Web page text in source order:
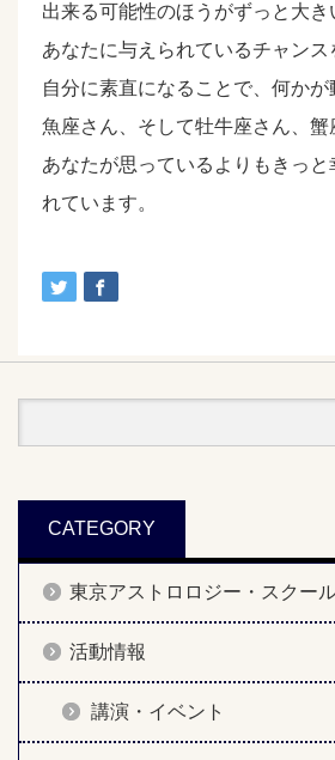
出来る可能性のほうがずっと大き
あなたに与えられているチャンス
自分に素直になることで、何かが
魚座さん、そして牡牛座さん、蟹
あなたが思っているよりもきっと
れています。
CATEGORY
東京アストロロジー・スクー
活動情報
講演・イベント